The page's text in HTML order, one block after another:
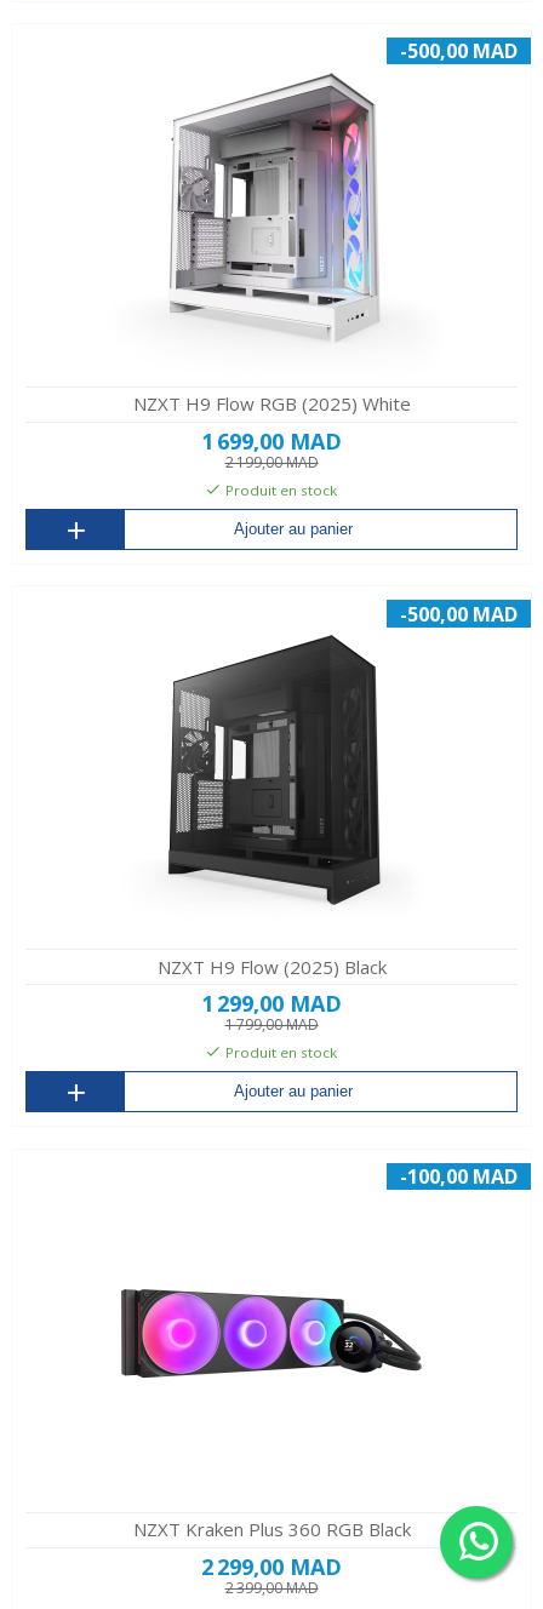
-500,00 MAD
NZXT H9 Flow RGB (2025) White
1 699,00 MAD
2 199,00 MAD
Produit en stock
Ajouter au panier
-500,00 MAD
NZXT H9 Flow (2025) Black
1 299,00 MAD
1 799,00 MAD
Produit en stock
Ajouter au panier
-100,00 MAD
NZXT Kraken Plus 360 RGB Black
2 299,00 MAD
2 399,00 MAD